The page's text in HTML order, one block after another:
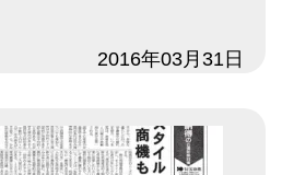
2016年03月31日